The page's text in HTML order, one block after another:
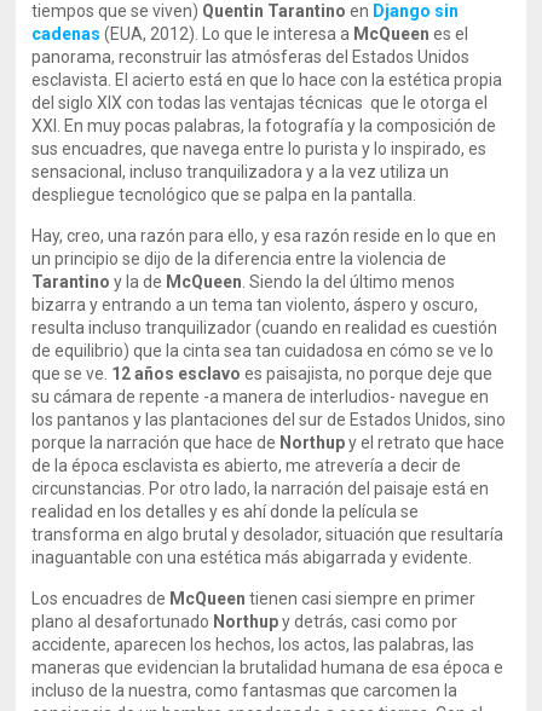
tiempos que se viven) Quentin Tarantino en Django sin
cadenas (EUA, 2012). Lo que le interesa a McQueen es el
panorama, reconstruir las atmósferas del Estados Unidos
esclavista. El acierto está en que lo hace con la estética propia
del siglo XIX con todas las ventajas técnicas que le otorga el
XXI. En muy pocas palabras, la fotografía y la composición de
sus encuadres, que navega entre lo purista y lo inspirado, es
sensacional, incluso tranquilizadora y a la vez utiliza un
despliegue tecnológico que se palpa en la pantalla.
Hay, creo, una razón para ello, y esa razón reside en lo que en
un principio se dijo de la diferencia entre la violencia de
Tarantino y la de McQueen . Siendo la del último menos
bizarra y entrando a un tema tan violento, áspero y oscuro,
resulta incluso tranquilizador (cuando en realidad es cuestión
de equilibrio) que la cinta sea tan cuidadosa en cómo se ve lo
que se ve. 12 años esclavo es paisajista, no porque deje que
su cámara de repente -a manera de interludios- navegue en
los pantanos y las plantaciones del sur de Estados Unidos, sino
porque la narración que hace de Northupy el retrato que hace
de la época esclavista es abierto, me atrevería a decir de
circunstancias. Por otro lado, la narración del paisaje está en
realidad en los detalles y es ahí donde la película se
transforma en algo brutal y desolador, situación que resultaría
inaguantable con una estética más abigarrada y evidente.
Los encuadres de McQueen tienen casi siempre en primer
plano al desafortunado Northupy detrás, casi como por
accidente, aparecen los hechos, los actos, las palabras, las
maneras que evidencian la brutalidad humana de esa época e
incluso de la nuestra, como fantasmas que carcomen la